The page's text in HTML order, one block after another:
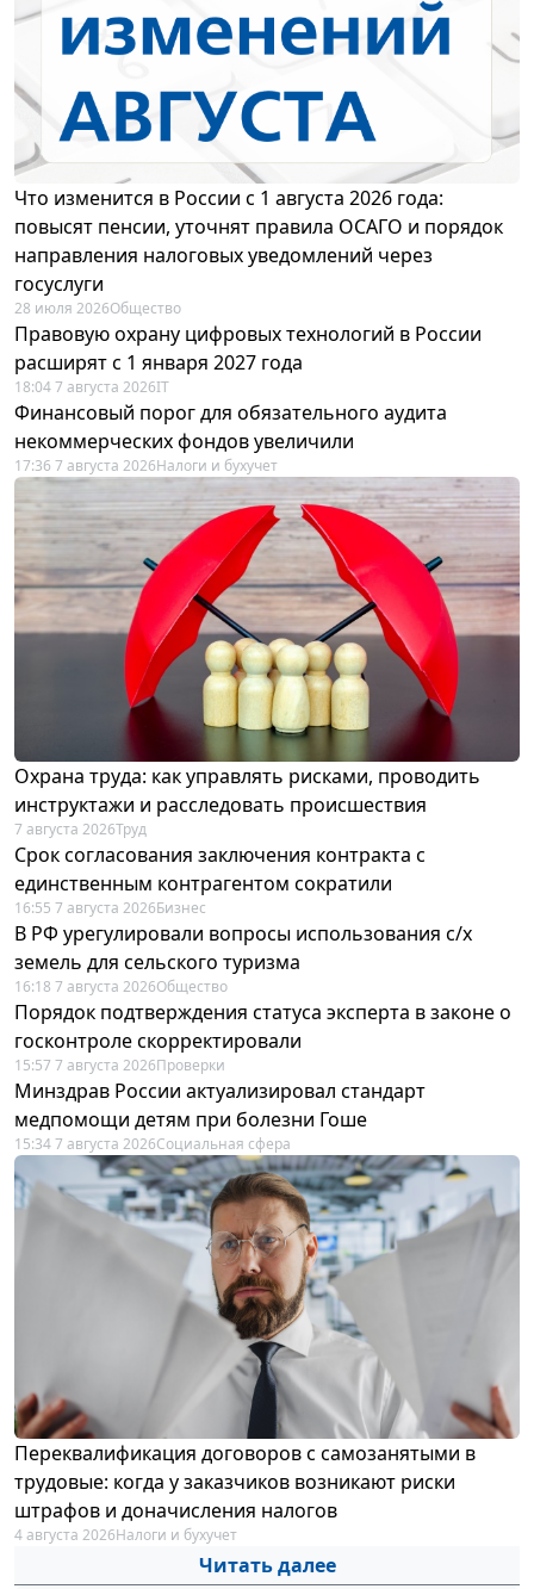
Что изменится в России с 1 августа 2026 года:
повысят пенсии, уточнят правила ОСАГО и порядок
направления налоговых уведомлений через
госуслуги
28 июля 2026Общество
Правовую охрану цифровых технологий в России
расширят с 1 января 2027 года
18:04 7 августа 2026IT
Финансовый порог для обязательного аудита
некоммерческих фондов увеличили
17:36 7 августа 2026Налоги и бухучет
Охрана труда: как управлять рисками, проводить
инструктажи и расследовать происшествия
7 августа 2026Труд
Срок согласования заключения контракта с
единственным контрагентом сократили
16:55 7 августа 2026Бизнес
В РФ урегулировали вопросы использования с/х
земель для сельского туризма
16:18 7 августа 2026Общество
Порядок подтверждения статуса эксперта в законе о
госконтроле скорректировали
15:57 7 августа 2026Проверки
Минздрав России актуализировал стандарт
медпомощи детям при болезни Гоше
15:34 7 августа 2026Социальная сфера
Переквалификация договоров с самозанятыми в
трудовые: когда у заказчиков возникают риски
штрафов и доначисления налогов
4 августа 2026Налоги и бухучет
Читать далее